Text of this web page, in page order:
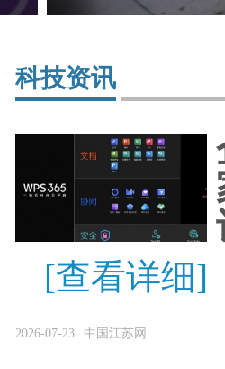
科技资讯
[查看详细]
2026-07-23 中国江苏网